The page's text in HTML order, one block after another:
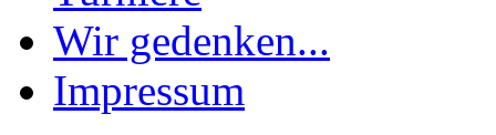
Wir gedenken...
Impressum